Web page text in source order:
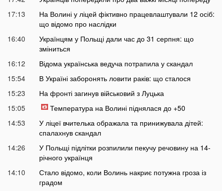
17:13
На Волині у ліцей фіктивно працевлаштували 12 осіб:
що відомо про наслідки
16:40
Українцям у Польщі дали час до 31 серпня: що
зміниться
16:12
Відома українська ведуча потрапила у скандал
15:54
В Україні заборонять ловити раків: що сталося
15:23
На фронті загинув військовий з Луцька
15:05
Температура на Волині піднялася до +50
14:53
У ліцеї вчителька ображала та принижувала дітей:
спалахнув скандал
14:26
У Польщі підлітки розпилили пекучу речовину на 14-
річного українця
14:10
Стало відомо, коли Волинь накриє потужна гроза із
градом